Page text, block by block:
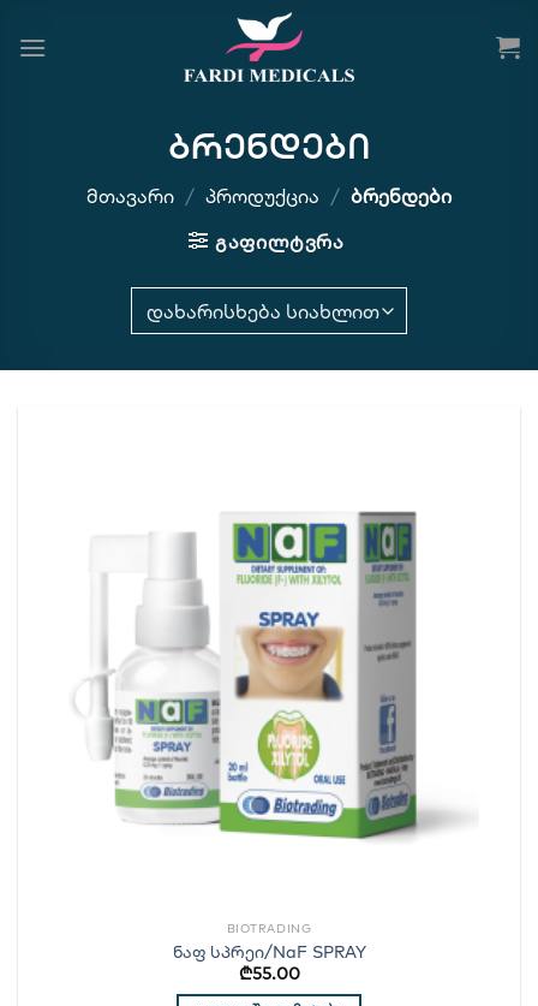
ბრენდები
ᲛᲗᲐᲕᲐᲠᲘ / ᲞᲠᲝᲓᲣᲥᲪᲘᲐ / ᲑᲠᲔᲜᲓᲔᲑᲘ
ᲒᲐᲤᲘᲚᲢᲕᲠᲐ
BIOTRADING
ნაფ სპრეი/NaF SPRAY
₾55.00